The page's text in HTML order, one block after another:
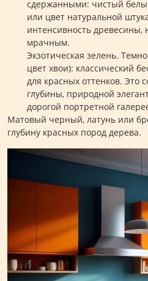
сдержанными: чистый
или цвет натуральной
интенсивность
мрачным.
Экзотическая зелень.
цвет хвои): классический
для красных оттенков. Это
глубины, природной
дорогой портретной
Матовый черный, латунь или
глубину красных пород дерева.